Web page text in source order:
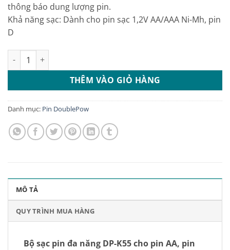
thông báo dung lượng pin.
Khả năng sạc: Dành cho pin sạc 1,2V AA/AAA Ni-Mh, pin
D
Bộ sạc pin đa năng Doublepow DP-K55 cho pin AA, pin AAA,
THÊM VÀO GIỎ HÀNG
Danh mục: Pin DoublePow
MÔ TẢ
QUY TRÌNH MUA HÀNG
Bộ sạc pin đa năng DP-K55 cho pin AA, pin